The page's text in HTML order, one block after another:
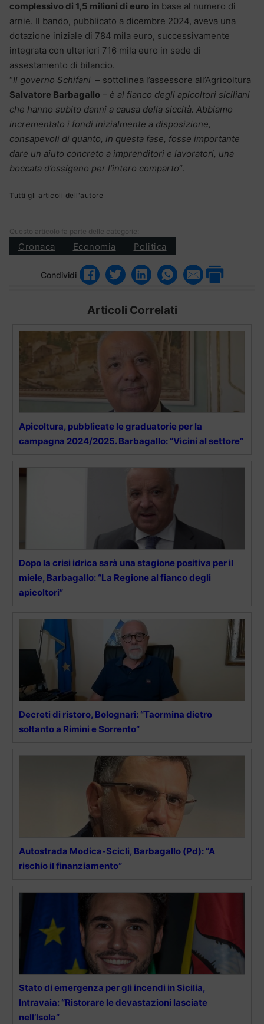
complessivo di 1,5 milioni di euro in base al numero di
arnie. Il bando, pubblicato a dicembre 2024, aveva una
dotazione iniziale di 784 mila euro, successivamente
integrata con ulteriori 716 mila euro in sede di
assestamento di bilancio.
“Il governo Schifani – sottolinea l’assessore all’Agricoltura
Salvatore Barbagallo – è al fianco degli apicoltori siciliani
che hanno subito danni a causa della siccità. Abbiamo
incrementato i fondi inizialmente a disposizione,
consapevoli di quanto, in questa fase, fosse importante
dare un aiuto concreto a imprenditori e lavoratori, una
boccata d’ossigeno per l’intero comparto“.
Tutti gli articoli dell'autore
Questo articolo fa parte delle categorie:
Cronaca Economia Politica
Condividi
Articoli Correlati
Apicoltura, pubblicate le graduatorie per la
campagna 2024/2025. Barbagallo: “Vicini al settore”
Dopo la crisi idrica sarà una stagione positiva per il
miele, Barbagallo: “La Regione al fianco degli
apicoltori”
Decreti di ristoro, Bolognari: “Taormina dietro
soltanto a Rimini e Sorrento”
Autostrada Modica-Scicli, Barbagallo (Pd): “A
rischio il finanziamento”
Stato di emergenza per gli incendi in Sicilia,
Intravaia: “Ristorare le devastazioni lasciate
nell’Isola”